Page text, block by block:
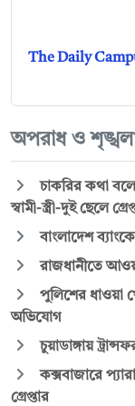
The Daily
অপরাধ ও
চাকরির কথা
স্বামী-স্ত্রী-দুই ছেলে
বাংলাদেশ
রাজধানীতে
পুলিশের ধাওয়া
অভিযোগ
চুয়াডাঙ্গায়
কক্সবাজারে
গ্রেপ্তার